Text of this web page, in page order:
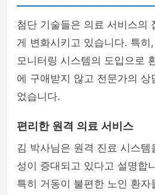
첨단 기술들은 의료 서비스의
게 변화시키고 있습니다. 특히
모니터링 시스템의 도입으로
에 구애받지 않고 전문가의 상
었습니다.
편리한 원격 의료 서비스
김 박사님은 원격 진료 시스템
성이 증대되고 있다고 설명합
특히 거동이 불편한 노인 환